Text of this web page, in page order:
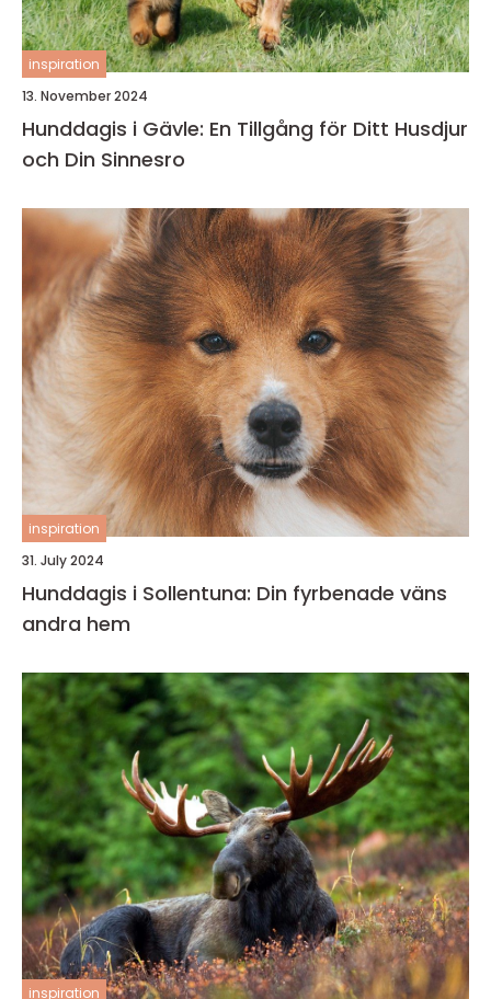
inspiration
13. November 2024
Hunddagis i Gävle: En Tillgång för Ditt Husdjur
och Din Sinnesro
inspiration
31. July 2024
Hunddagis i Sollentuna: Din fyrbenade väns
andra hem
inspiration